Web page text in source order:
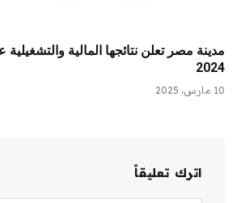
مدينة مصر تعلن نتائجها المالية والتشغيلية
2024
10 مارس، 2025
اترك تعليقاً